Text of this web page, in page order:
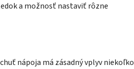
a možnosť nastaviť rôzne
nápoja má zásadný vplyv niekoľko